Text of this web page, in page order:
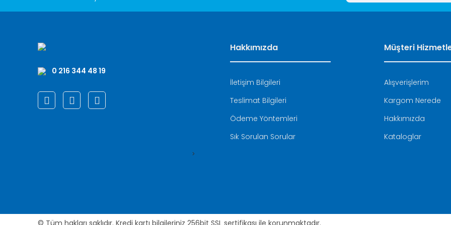
0 216 344 48 19
Hakkımızda
İletişim Bilgileri
Teslimat Bilgileri
Ödeme Yöntemleri
Sık Sorulan Sorular
Müşteri
Alışverişlerim
Kargom Nerede
Hakkımızda
Kataloglar
>
© Tüm hakları saklıdır. Kredi kartı bilgileriniz 256bit SSL sertifikası ile korunmaktadır.